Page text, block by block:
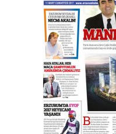
31 Mart 2026 Salı
A. Berhan
BİR BÖLÜM
ATATÜRK
28 Temmuz 2026
Ahmet
Ahmed
”Reisimiz”
26 Mart 2026
Cem Bakırcı